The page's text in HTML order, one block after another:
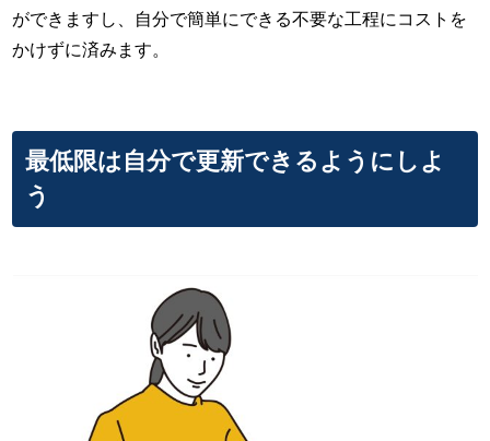
ができますし、自分で簡単にできる不要な工程にコストを
かけずに済みます。
最低限は自分で更新できるようにしよ
う